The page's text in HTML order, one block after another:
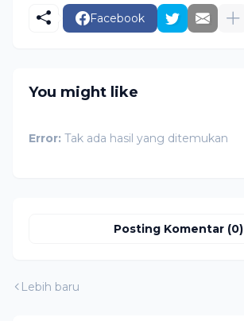
Facebook
You might like
Error: Tak ada hasil yang ditemukan
Posting Komentar (0)
Lebih baru